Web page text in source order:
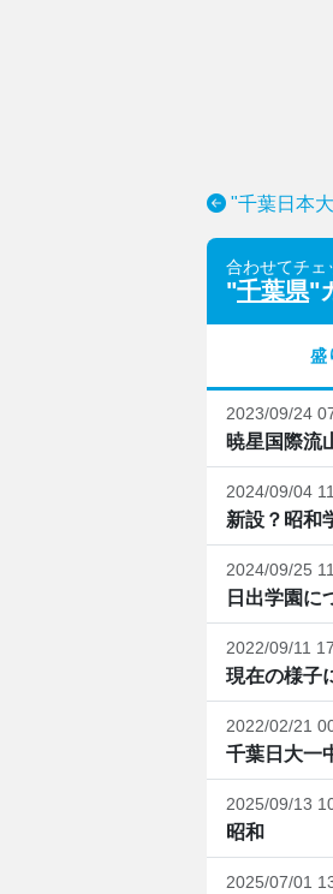
"千葉日本
合わせてチェ
"千葉県"
盛
2023/09/24
暁星国際流
2024/09/04
新設？昭和
2024/09/25
日出学園に
2022/09/11
現在の様子
2022/02/21
千葉日大一
2025/09/13
昭和
2025/07/01